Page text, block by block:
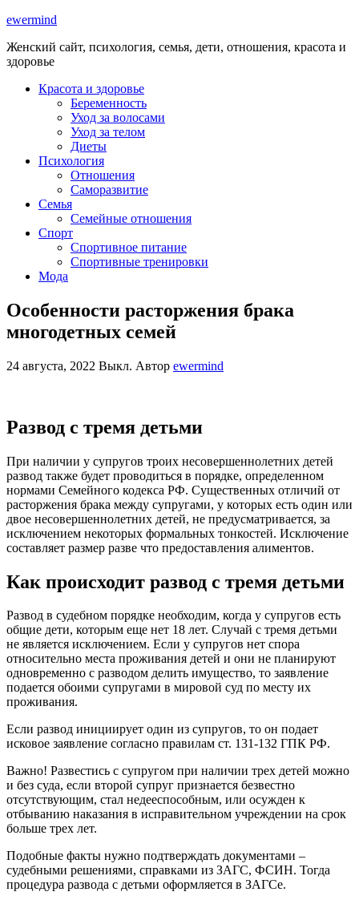
ewermind
Женский сайт, психология, семья, дети, отношения, красота и
здоровье
Красота и здоровье
Беременность
Уход за волосами
Уход за телом
Диеты
Психология
Отношения
Саморазвитие
Семья
Семейные отношения
Спорт
Спортивное питание
Спортивные тренировки
Мода
Особенности расторжения брака
многодетных семей
24 августа, 2022 Выкл. Автор ewermind
Развод с тремя детьми
При наличии у супругов троих несовершеннолетних детей
развод также будет проводиться в порядке, определенном
нормами Семейного кодекса РФ. Существенных отличий от
расторжения брака между супругами, у которых есть один или
двое несовершеннолетних детей, не предусматривается, за
исключением некоторых формальных тонкостей. Исключение
составляет размер разве что предоставления алиментов.
Как происходит развод с тремя детьми
Развод в судебном порядке необходим, когда у супругов есть
общие дети, которым еще нет 18 лет. Случай с тремя детьми
не является исключением. Если у супругов нет спора
относительно места проживания детей и они не планируют
одновременно с разводом делить имущество, то заявление
подается обоими супругами в мировой суд по месту их
проживания.
Если развод инициирует один из супругов, то он подает
исковое заявление согласно правилам ст. 131-132 ГПК РФ.
Важно! Развестись с супругом при наличии трех детей можно
и без суда, если второй супруг признается безвестно
отсутствующим, стал недееспособным, или осужден к
отбыванию наказания в исправительном учреждении на срок
больше трех лет.
Подобные факты нужно подтверждать документами –
судебными решениями, справками из ЗАГС, ФСИН. Тогда
процедура развода с детьми оформляется в ЗАГСе.